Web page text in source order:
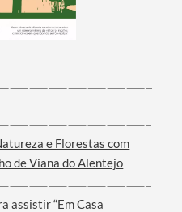
e Florestas com
de Viana do Alentejo
assistir “Em Casa